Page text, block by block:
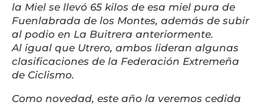
la Miel se llevó 65 kilos de esa miel pura de
Fuenlabrada de los Montes, además de subir
al podio en La Buitrera anteriormente.
Al igual que Utrero, ambos lideran algunas
clasificaciones de la Federación Extremeña
de Ciclismo.
Como novedad, este año la veremos cedida